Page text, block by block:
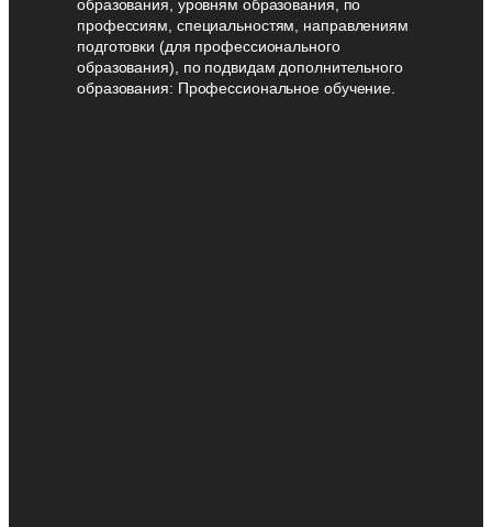
образования, уровням образования, по
профессиям, специальностям, направлениям
подготовки (для профессионального
образования), по подвидам дополнительного
образования: Профессиональное обучение.